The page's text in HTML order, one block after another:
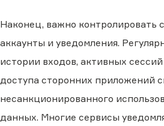
Наконец, важно контролировать
аккаунты и уведомления.
истории входов, активных
доступа сторонних приложений
несанкционированного
данных. Многие сервисы